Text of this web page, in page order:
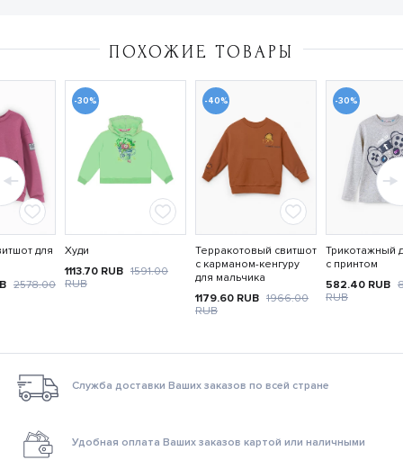
ПОХОЖИЕ ТОВАРЫ
для
2578.00
-30%
Худи
1113.70 RUB 1591.00
RUB
-40%
Терракотовый свитшот
с карманом-кенгуру
для мальчика
1179.60 RUB 1966.00
RUB
-30%
Трикотажный
с принтом
582.40 RUB
RUB
Служба доставки Ваших заказов по всей стране
Удобная оплата Ваших заказов картой или наличными